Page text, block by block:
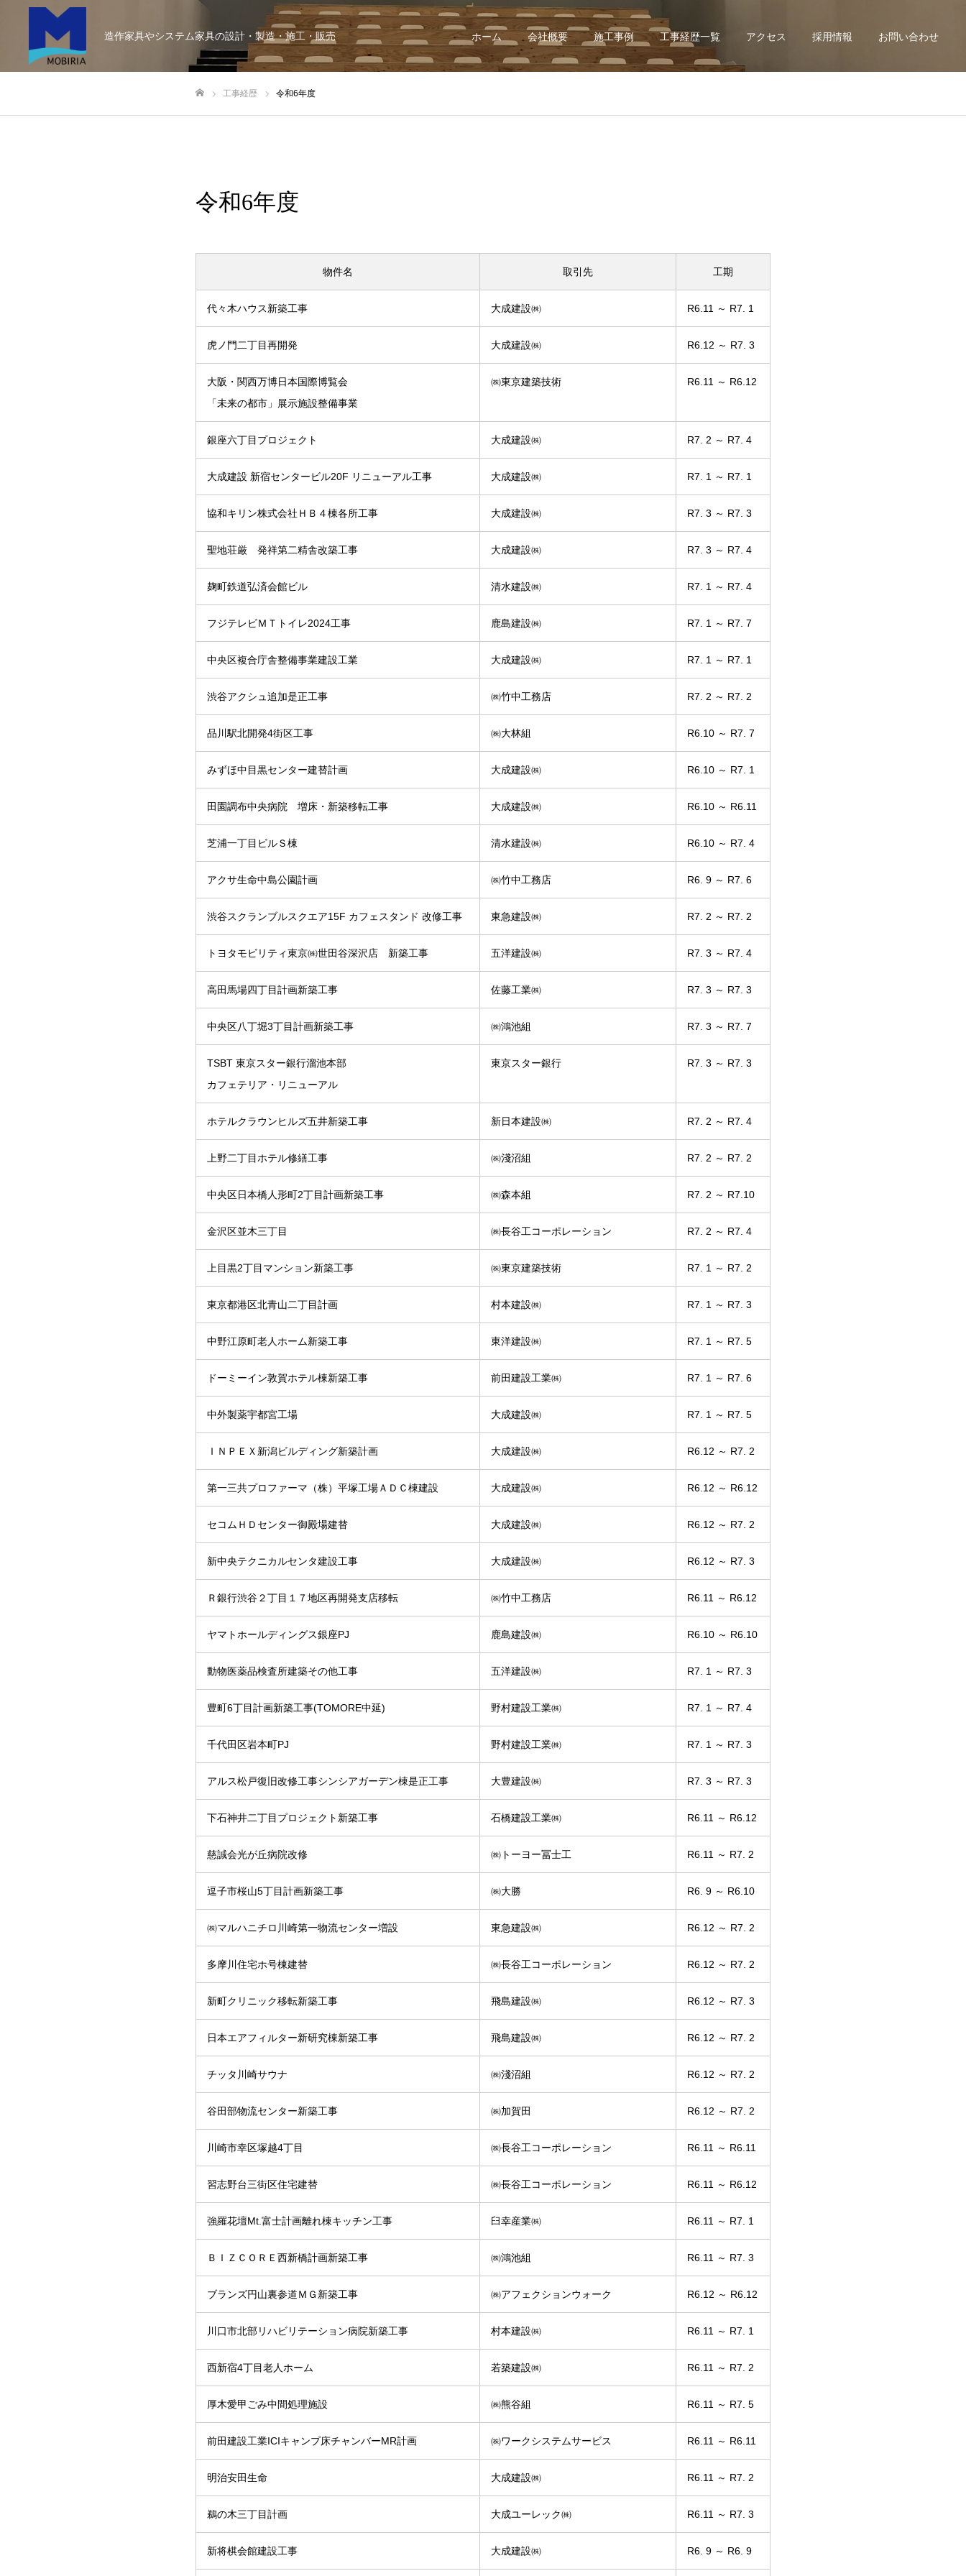
造作家具やシステム家具の設計・製造・施工・販売 ホーム 会社概要 施工事例 工事経歴一覧 アクセス 採用情報 お問い合わせ
工事経歴 令和6年度
令和6年度
物件名 取引先 工期
代々木ハウス新築工事 大成建設㈱ R6.11 ～ R7. 1
虎ノ門二丁目再開発 大成建設㈱ R6.12 ～ R7. 3
大阪・関西万博日本国際博覧会
「未来の都市」展示施設整備事業
㈱東京建築技術 R6.11 ～ R6.12
銀座六丁目プロジェクト 大成建設㈱ R7. 2 ～ R7. 4
大成建設 新宿センタービル20F リニューアル工事 大成建設㈱ R7. 1 ～ R7. 1
協和キリン株式会社ＨＢ４棟各所工事 大成建設㈱ R7. 3 ～ R7. 3
聖地荘厳 発祥第二精舎改築工事 大成建設㈱ R7. 3 ～ R7. 4
麹町鉄道弘済会館ビル 清水建設㈱ R7. 1 ～ R7. 4
フジテレビＭＴトイレ2024工事 鹿島建設㈱ R7. 1 ～ R7. 7
中央区複合庁舎整備事業建設工業 大成建設㈱ R7. 1 ～ R7. 1
渋谷アクシュ追加是正工事 ㈱竹中工務店 R7. 2 ～ R7. 2
品川駅北開発4街区工事 ㈱大林組 R6.10 ～ R7. 7
みずほ中目黒センター建替計画 大成建設㈱ R6.10 ～ R7. 1
田園調布中央病院 増床・新築移転工事 大成建設㈱ R6.10 ～ R6.11
芝浦一丁目ビルＳ棟 清水建設㈱ R6.10 ～ R7. 4
アクサ生命中島公園計画 ㈱竹中工務店 R6. 9 ～ R7. 6
渋谷スクランブルスクエア15F カフェスタンド 改修工事 東急建設㈱ R7. 2 ～ R7. 2
トヨタモビリティ東京㈱世田谷深沢店 新築工事 五洋建設㈱ R7. 3 ～ R7. 4
高田馬場四丁目計画新築工事 佐藤工業㈱ R7. 3 ～ R7. 3
中央区八丁堀3丁目計画新築工事 ㈱鴻池組 R7. 3 ～ R7. 7
TSBT 東京スター銀行溜池本部
カフェテリア・リニューアル
東京スター銀行 R7. 3 ～ R7. 3
ホテルクラウンヒルズ五井新築工事 新日本建設㈱ R7. 2 ～ R7. 4
上野二丁目ホテル修繕工事 ㈱淺沼組 R7. 2 ～ R7. 2
中央区日本橋人形町2丁目計画新築工事 ㈱森本組 R7. 2 ～ R7.10
金沢区並木三丁目 ㈱長谷工コーポレーション R7. 2 ～ R7. 4
上目黒2丁目マンション新築工事 ㈱東京建築技術 R7. 1 ～ R7. 2
東京都港区北青山二丁目計画 村本建設㈱ R7. 1 ～ R7. 3
中野江原町老人ホーム新築工事 東洋建設㈱ R7. 1 ～ R7. 5
ドーミーイン敦賀ホテル棟新築工事 前田建設工業㈱ R7. 1 ～ R7. 6
中外製薬宇都宮工場 大成建設㈱ R7. 1 ～ R7. 5
ＩＮＰＥＸ新潟ビルディング新築計画 大成建設㈱ R6.12 ～ R7. 2
第一三共プロファーマ（株）平塚工場ＡＤＣ棟建設 大成建設㈱ R6.12 ～ R6.12
セコムＨＤセンター御殿場建替 大成建設㈱ R6.12 ～ R7. 2
新中央テクニカルセンタ建設工事 大成建設㈱ R6.12 ～ R7. 3
Ｒ銀行渋谷２丁目１７地区再開発支店移転 ㈱竹中工務店 R6.11 ～ R6.12
ヤマトホールディングス銀座PJ 鹿島建設㈱ R6.10 ～ R6.10
動物医薬品検査所建築その他工事 五洋建設㈱ R7. 1 ～ R7. 3
豊町6丁目計画新築工事(TOMORE中延) 野村建設工業㈱ R7. 1 ～ R7. 4
千代田区岩本町PJ 野村建設工業㈱ R7. 1 ～ R7. 3
アルス松戸復旧改修工事シンシアガーデン棟是正工事 大豊建設㈱ R7. 3 ～ R7. 3
下石神井二丁目プロジェクト新築工事 石橋建設工業㈱ R6.11 ～ R6.12
慈誠会光が丘病院改修 ㈱トーヨー冨士工 R6.11 ～ R7. 2
逗子市桜山5丁目計画新築工事 ㈱大勝 R6. 9 ～ R6.10
㈱マルハニチロ川崎第一物流センター増設 東急建設㈱ R6.12 ～ R7. 2
多摩川住宅ホ号棟建替 ㈱長谷工コーポレーション R6.12 ～ R7. 2
新町クリニック移転新築工事 飛島建設㈱ R6.12 ～ R7. 3
日本エアフィルター新研究棟新築工事 飛島建設㈱ R6.12 ～ R7. 2
チッタ川崎サウナ ㈱淺沼組 R6.12 ～ R7. 2
谷田部物流センター新築工事 ㈱加賀田 R6.12 ～ R7. 2
川崎市幸区塚越4丁目 ㈱長谷工コーポレーション R6.11 ～ R6.11
習志野台三街区住宅建替 ㈱長谷工コーポレーション R6.11 ～ R6.12
強羅花壇Mt.富士計画離れ棟キッチン工事 臼幸産業㈱ R6.11 ～ R7. 1
ＢＩＺＣＯＲＥ西新橋計画新築工事 ㈱鴻池組 R6.11 ～ R7. 3
ブランズ円山裏参道ＭＧ新築工事 ㈱アフェクションウォーク R6.12 ～ R6.12
川口市北部リハビリテーション病院新築工事 村本建設㈱ R6.11 ～ R7. 1
西新宿4丁目老人ホーム 若築建設㈱ R6.11 ～ R7. 2
厚木愛甲ごみ中間処理施設 ㈱熊谷組 R6.11 ～ R7. 5
前田建設工業ICIキャンプ床チャンバーMR計画 ㈱ワークシステムサービス R6.11 ～ R6.11
明治安田生命 大成建設㈱ R6.11 ～ R7. 2
鵜の木三丁目計画 大成ユーレック㈱ R6.11 ～ R7. 3
新将棋会館建設工事 大成建設㈱ R6. 9 ～ R6. 9